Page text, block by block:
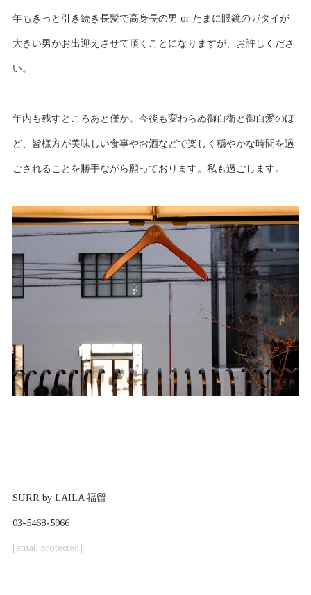
年もきっと引き続き長髪で高身長の男 or たまに眼鏡のガタイが
大きい男がお出迎えさせて頂くことになりますが、お許しくださ
い。
年内も残すところあと僅か。今後も変わらぬ御自衛と御自愛のほ
ど、皆様方が美味しい食事やお酒などで楽しく穏やかな時間を過
ごされることを勝手ながら願っております。私も過ごします。
SURR by LAILA 福留
03-5468-5966
[email protected]